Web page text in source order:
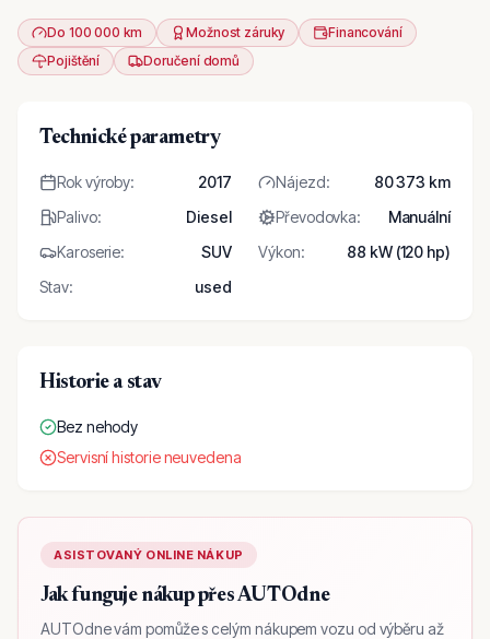
Do 100 000 km Možnost záruky
Financování
Pojištění
Doručení domů
Technické parametry
Rok výroby: 2017 Nájezd:
80 373 km
Palivo: Diesel Převodovka:
Manuální
Karoserie: SUV Výkon:
88 kW (120 hp)
Stav: used
Historie a stav
Bez nehody
Servisní historie neuvedena
ASISTOVANÝ ONLINE NÁKUP
Jak funguje nákup přes AUTOdne
AUTOdne vám pomůže s celým nákupem vozu od výběru až